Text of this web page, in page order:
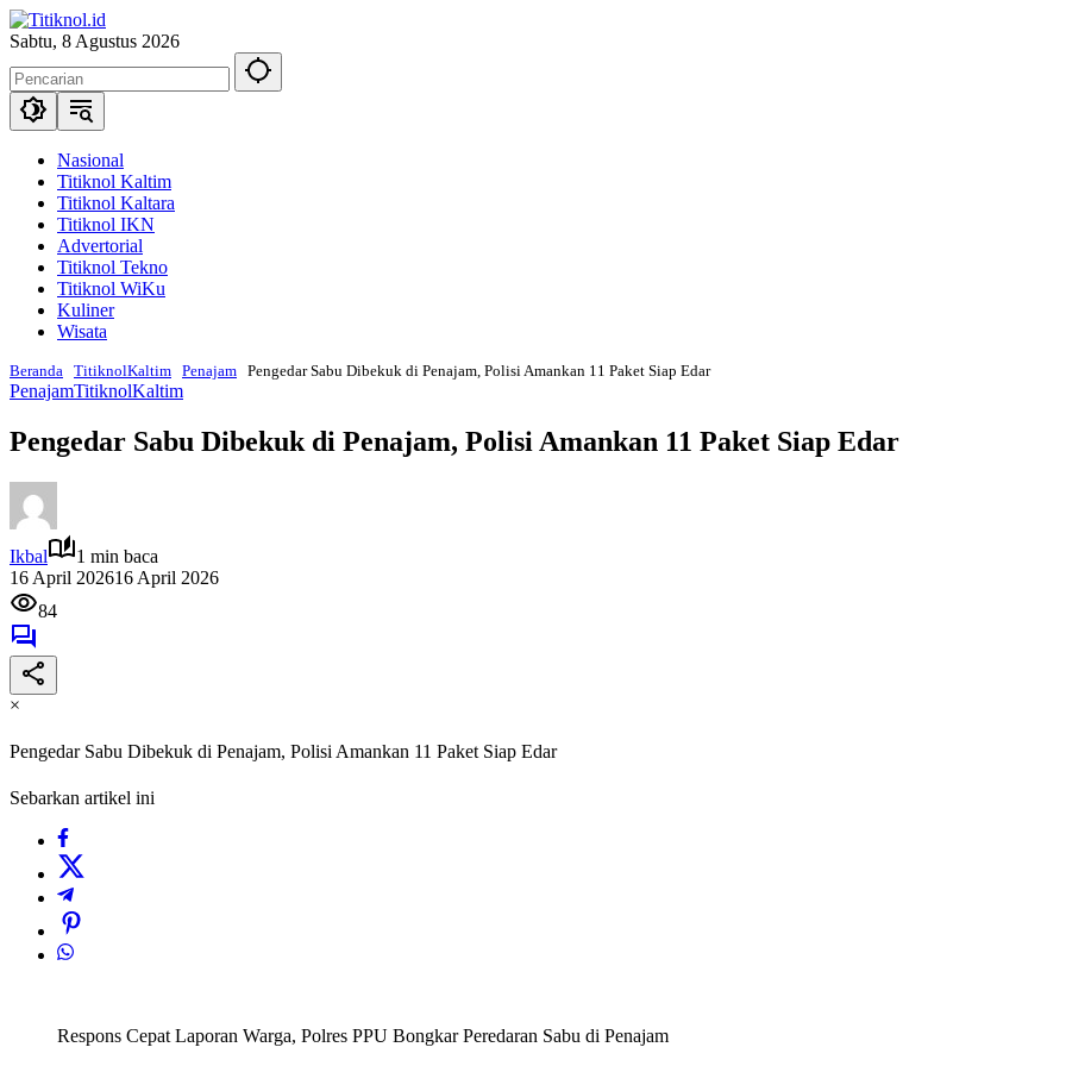
Langsung
ke
Sabtu, 8 Agustus 2026
Nasional
Titiknol Kaltim
Titiknol Kaltara
Titiknol IKN
Advertorial
Titiknol Tekno
Titiknol WiKu
Kuliner
Wisata
Beranda TitiknolKaltim Penajam Pengedar Sabu Dibekuk di Penajam, Polisi Amankan 11 Paket Siap Edar
PenajamTitiknolKaltim
Pengedar Sabu Dibekuk di Penajam, Polisi Amankan 11 Paket Siap Edar
Ikbal
1 min baca
16 April 202616 April 2026
84
×
Pengedar Sabu Dibekuk di Penajam, Polisi Amankan 11 Paket Siap Edar
Sebarkan artikel ini
Respons Cepat Laporan Warga, Polres PPU Bongkar Peredaran Sabu di Penajam